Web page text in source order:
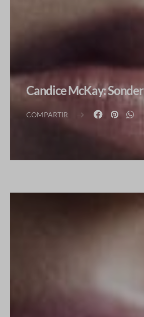
Candice McKay: Sonder
COMPARTIR